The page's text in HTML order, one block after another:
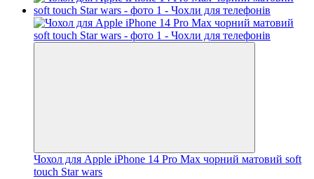
Чохол для Apple iPhone 14 Pro Max чорний матовий soft
touch Star wars